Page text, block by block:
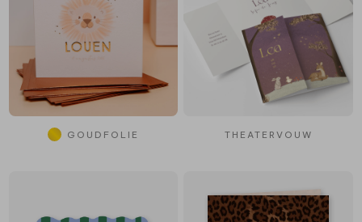
GOUDFOLIE THEATERVOUW